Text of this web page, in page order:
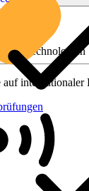
Technologien
internationaler